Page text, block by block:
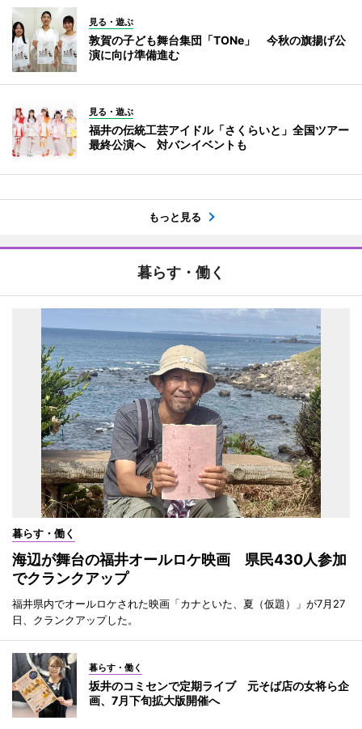
見る・遊ぶ
敦賀の子ども舞台集団「TONe」 今秋の旗揚げ公
演に向け準備進む
見る・遊ぶ
福井の伝統工芸アイドル「さくらいと」全国ツアー
最終公演へ 対バンイベントも
もっと見る
暮らす・働く
暮らす・働く
海辺が舞台の福井オールロケ映画 県民430人参加
でクランクアップ
福井県内でオールロケされた映画「カナといた、夏（仮題）」が7月27
日、クランクアップした。
暮らす・働く
坂井のコミセンで定期ライブ 元そば店の女将ら企
画、7月下旬拡大版開催へ